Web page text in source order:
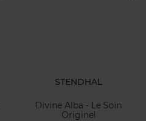
STENDHAL
Divine Alba - Le Soin
Originel